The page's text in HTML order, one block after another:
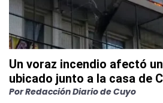
Un voraz incendio afectó
ubicado junto a la casa de
PorRedacción Diario de Cuyo